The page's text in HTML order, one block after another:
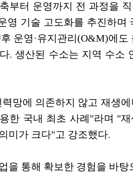
부터 운영까지 전 과정을
영 기술 고도화를 추진하며
운영·유지관리(O&M)에
. 생산된 수소는 지역 수소
망에 의존하지 않고 재생
한 국내 최초 사례"라며 "
미가 크다"고 강조했다.
을 통해 확보한 경험을 바